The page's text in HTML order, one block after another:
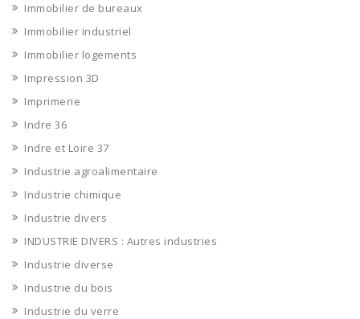
Immobilier de bureaux
Immobilier industriel
Immobilier logements
Impression 3D
Imprimerie
Indre 36
Indre et Loire 37
Industrie agroalimentaire
Industrie chimique
Industrie divers
INDUSTRIE DIVERS : Autres industries
Industrie diverse
Industrie du bois
Industrie du verre